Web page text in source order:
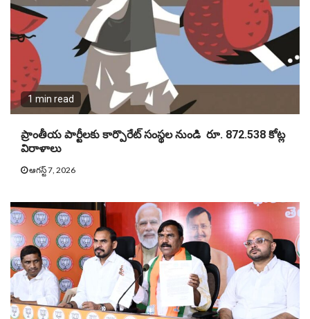
1 min read
ప్రాంతీయ పార్టీలకు కార్పొరేట్ సంస్థల నుండి రూ. 872.538 కోట్ల
విరాళాలు
ఆగస్ట్ 7, 2026